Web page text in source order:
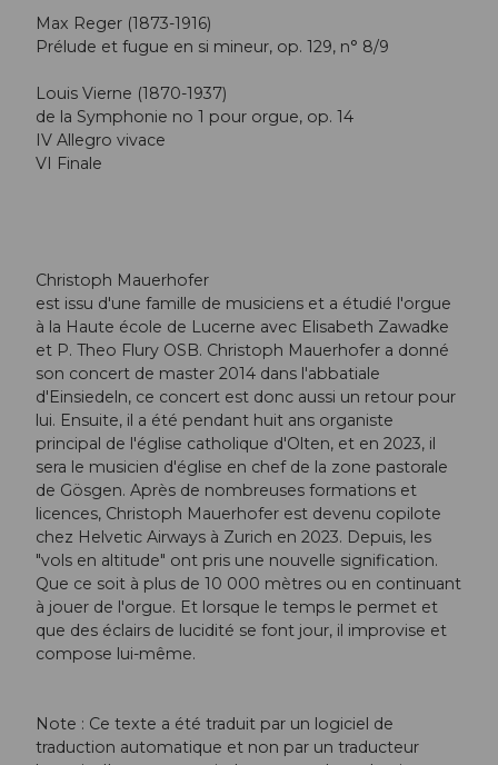
Max Reger (1873-1916)
Prélude et fugue en si mineur, op. 129, n° 8/9
Louis Vierne (1870-1937)
de la Symphonie no 1 pour orgue, op. 14
IV Allegro vivace
VI Finale
Christoph Mauerhofer
est issu d'une famille de musiciens et a étudié l'orgue
à la Haute école de Lucerne avec Elisabeth Zawadke
et P. Theo Flury OSB. Christoph Mauerhofer a donné
son concert de master 2014 dans l'abbatiale
d'Einsiedeln, ce concert est donc aussi un retour pour
lui. Ensuite, il a été pendant huit ans organiste
principal de l'église catholique d'Olten, et en 2023, il
sera le musicien d'église en chef de la zone pastorale
de Gösgen. Après de nombreuses formations et
licences, Christoph Mauerhofer est devenu copilote
chez Helvetic Airways à Zurich en 2023. Depuis, les
"vols en altitude" ont pris une nouvelle signification.
Que ce soit à plus de 10 000 mètres ou en continuant
à jouer de l'orgue. Et lorsque le temps le permet et
que des éclairs de lucidité se font jour, il improvise et
compose lui-même.
Note : Ce texte a été traduit par un logiciel de
traduction automatique et non par un traducteur